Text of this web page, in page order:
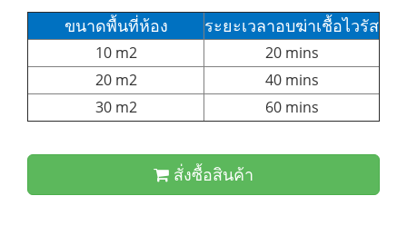
ขนาดพื้นที่ห้อง ระยะเวลาอบฆ่าเชื้อไวรัส
10 m2
20 mins
20 m2
40 mins
30 m2
60 mins
สั่งซื้อสินค้า